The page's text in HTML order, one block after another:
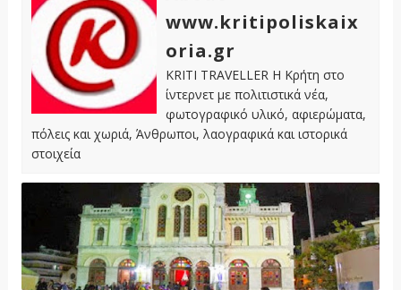
www.kritipoliskaix
oria.gr
KRITI TRAVELLER Η Κρήτη στο
ίντερνετ με πολιτιστικά νέα,
φωτογραφικό υλικό, αφιερώματα,
πόλεις και χωριά, Άνθρωποι, λαογραφικά και ιστορικά
στοιχεία